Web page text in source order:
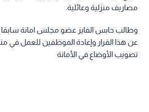
مصاريف منزلية وعائلية.
وطالب حابس الفايز عضو مجلس امانة سابقا
عن هذا القرار وإعادة الموظفين للعمل في
تصويب الأوضاع في الأمانة